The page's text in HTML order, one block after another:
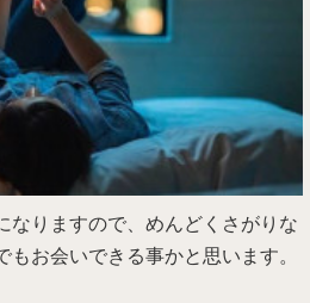
なりますので、めんどくさがりな
お会いできる事かと思います。